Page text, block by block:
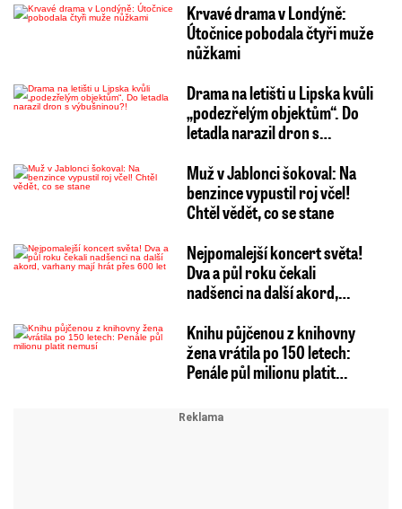
Krvavé drama v Londýně:
Útočnice pobodala čtyři muže
nůžkami
Drama na letišti u Lipska kvůli
„podezřelým objektům“. Do
letadla narazil dron s…
Muž v Jablonci šokoval: Na
benzince vypustil roj včel!
Chtěl vědět, co se stane
Nejpomalejší koncert světa!
Dva a půl roku čekali
nadšenci na další akord,…
Knihu půjčenou z knihovny
žena vrátila po 150 letech:
Penále půl milionu platit…